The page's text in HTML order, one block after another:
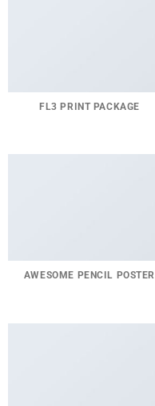
FL3 PRINT PACKAGE
AWESOME PENCIL POSTER